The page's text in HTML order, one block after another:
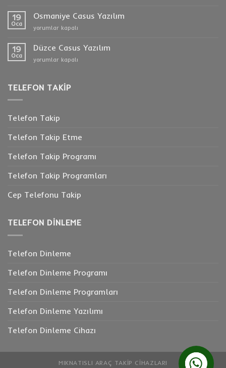
Konuşma
Takibi
için
19
Oca
Osmaniye Casus Yazılım
Osmaniye
Yazılım
için
yorumlar kapalı
19
Oca
Düzce Casus Yazılım
Düzce
için
yorumlar kapalı
TELEFON TAKIP
Telefon Takip
Telefon Takip Etme
Telefon Takip Programı
Telefon Takip Programları
Cep Telefonu Takip
TELEFON DINLEME
Telefon Dinleme
Telefon Dinleme Programı
Telefon Dinleme Programları
Telefon Dinleme Yazılımı
Telefon Dinleme Cihazı
MIKNATISLI ARAÇ TAKIP CIHAZLARI